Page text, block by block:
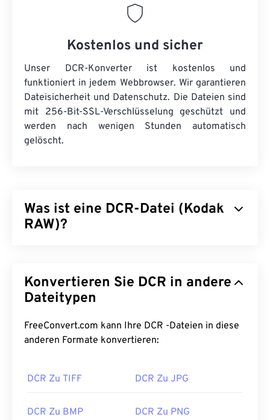
Kostenlos und sicher
Unser DCR-Konverter ist kostenlos und
funktioniert in jedem Webbrowser. Wir garantieren
Dateisicherheit und Datenschutz. Die Dateien sind
mit 256-Bit-SSL-Verschlüsselung geschützt und
werden nach wenigen Stunden automatisch
gelöscht.
Was ist eine DCR-Datei (Kodak
RAW)?
Jahren und war Teil derKodak Digital Camera
System (DCS)-Kameraserie. Es wurde von
DCS-Kameraserie 2005 einstellte, wird das DCR-
Format auch heute noch von vielen Kodak-
Wie öffnet man eine DCR-Datei?
DCR lässt sich problemlos mit der älteren Software
Konvertieren Sie DCR in andere
Dateitypen
FreeConvert.com kann Ihre DCR -Dateien in diese
anderen Formate konvertieren:
DCR Zu TIFF DCR Zu JPG
DCR Zu BMP DCR Zu PNG